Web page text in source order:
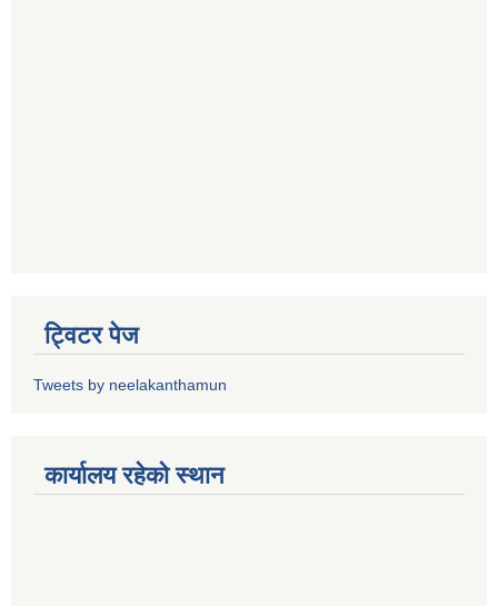
ट्विटर पेज
Tweets by neelakanthamun
कार्यालय रहेको स्थान